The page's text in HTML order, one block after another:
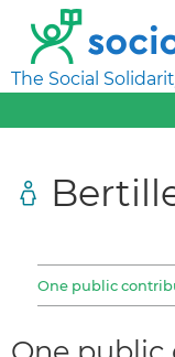
The Social
One public